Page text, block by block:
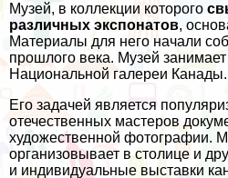
Музей, в коллекции которого
различных экспонатов,
Материалы для него начали
прошлого века. Музей
Национальной галереи Канады.
Его задачей является
отечественных мастеров
художественной фотографии.
организовывает в столице и
и индивидуальные выставки